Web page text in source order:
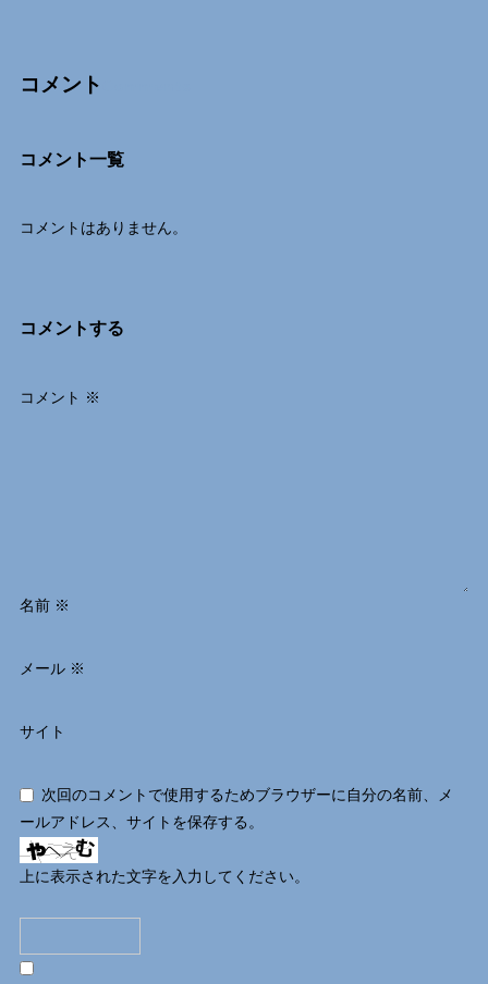
コメント
コメント一覧
コメントはありません。
コメントする
コメント ※
名前 ※
メール ※
サイト
次回のコメントで使用するためブラウザーに自分の名前、メ
ールアドレス、サイトを保存する。
上に表示された文字を入力してください。